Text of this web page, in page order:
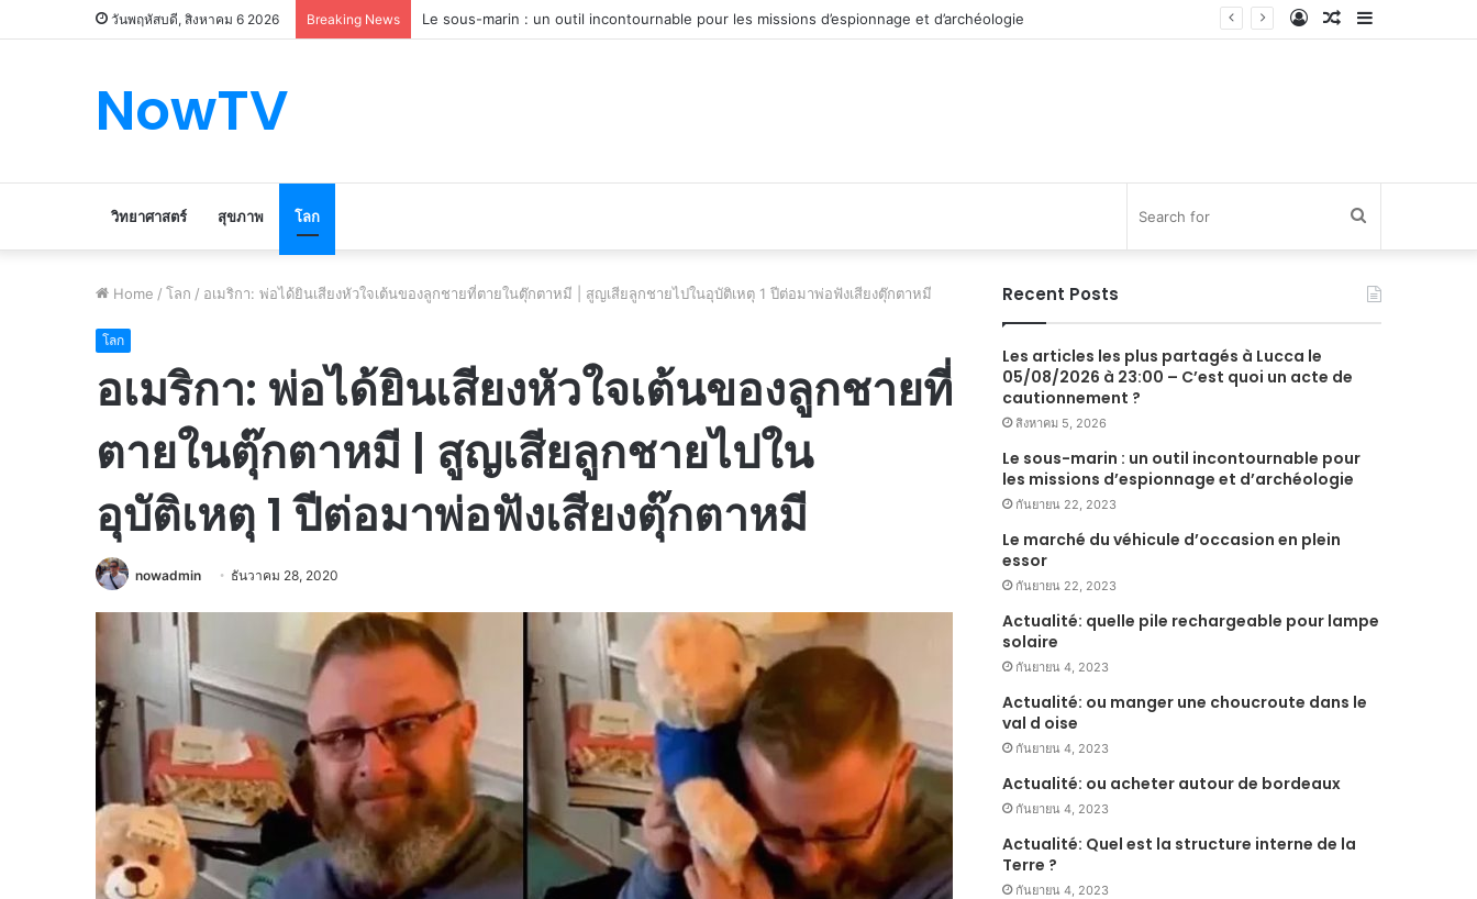
วันพฤหัสบดี, สิงหาคม 6 2026 Breaking News Le marché du véhicule d’occasion en plein essor Sidebar
Random
Log
NowTV
วิทยาศาสตร์ สุขภาพ โลก
for
Home / โลก / อเมริกา: พ่อได้ยินเสียงหัวใจเต้นของลูกชายที่ตายในตุ๊กตาหมี | สูญเสียลูกชายไปในอุบัติเหตุ 1 ปีต่อมาพ่อฟังเสียงตุ๊กตาหมี
โลก
อเมริกา: พ่อได้ยินเสียงหัวใจเต้นของลูกชายที่
ตายในตุ๊กตาหมี | สูญเสียลูกชายไปใน
อุบัติเหตุ 1 ปีต่อมาพ่อฟังเสียงตุ๊กตาหมี
nowadmin ธันวาคม 28, 2020
Recent Posts
Les articles les plus partagés à Lucca le
05/08/2026 à 23:00 – C’est quoi un acte de
cautionnement ?
สิงหาคม 5, 2026
Le sous-marin : un outil incontournable pour
les missions d’espionnage et d’archéologie
กันยายน 22, 2023
Le marché du véhicule d’occasion en plein
essor
กันยายน 22, 2023
Actualité: quelle pile rechargeable pour lampe
solaire
กันยายน 4, 2023
Actualité: ou manger une choucroute dans le
val d oise
กันยายน 4, 2023
Actualité: ou acheter autour de bordeaux
กันยายน 4, 2023
Actualité: Quel est la structure interne de la
Terre ?
กันยายน 4, 2023